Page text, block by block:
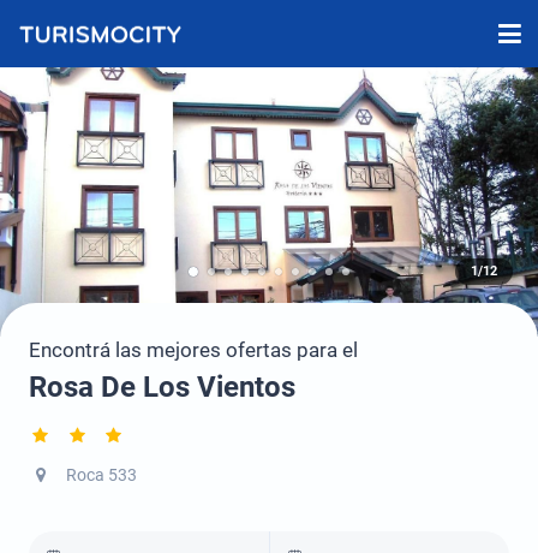
1/12
Encontrá las mejores ofertas para el
Rosa De Los Vientos
Roca 533